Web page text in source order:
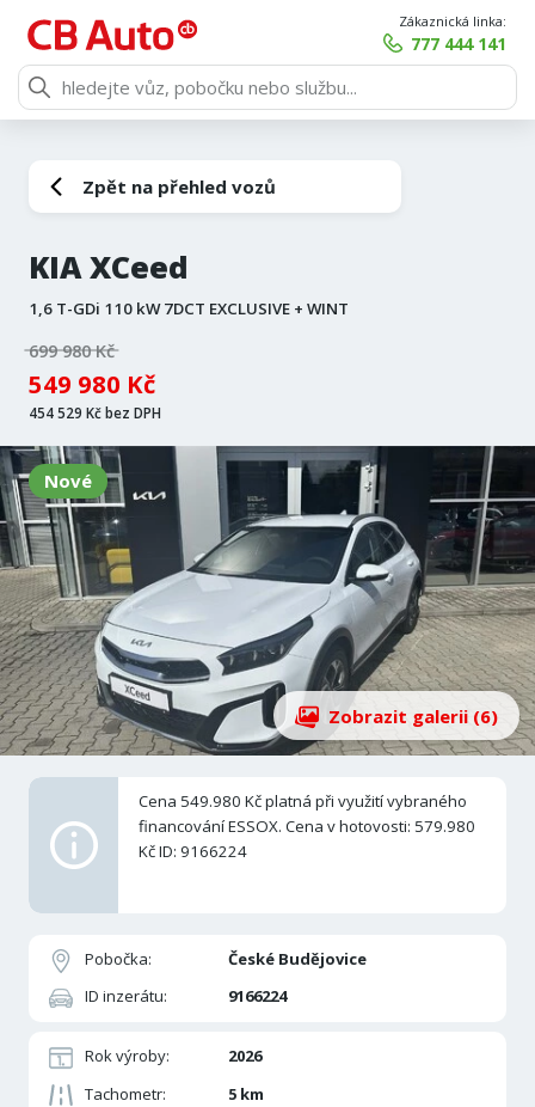
Zákaznická linka:
777 444 141
Zpět na přehled vozů
KIA XCeed
1,6 T-GDi 110 kW 7DCT EXCLUSIVE + WINT
699 980 Kč
549 980 Kč
454 529 Kč bez DPH
Pobočka:
České Budějovice
ID inzerátu:
9166224
Rok výroby:
2026
Tachometr:
5 km
Nové
Zobrazit galerii (6)
Cena 549.980 Kč platná při využití vybraného
financování ESSOX. Cena v hotovosti: 579.980
Kč ID: 9166224